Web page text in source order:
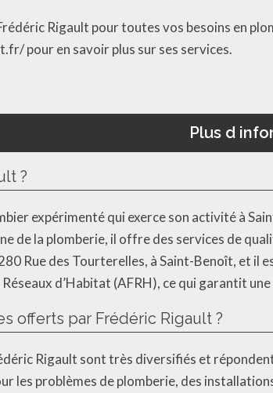
Rigault pour toutes vos besoins en
pour en savoir plus sur ses services.
Plus d
?
expérimenté qui exerce son activité à
de la plomberie, il offre des services de
Rue des Tourterelles, à Saint-Benoît, et il
Réseaux d’Habitat (AFRH), ce qui garantit
offerts par Frédéric Rigault ?
Rigault sont très diversifiés et
les problèmes de plomberie, des